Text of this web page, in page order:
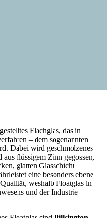
Flachglas, das in
– dem sogenannten
Dabei wird geschmolzenes
flüssigem Zinn gegossen,
glatten Glasschicht
eine besonders ebene
weshalb Floatglas in
und der Industrie